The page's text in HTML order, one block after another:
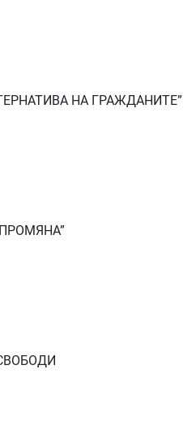
НА ГРАЖДАНИТЕ”